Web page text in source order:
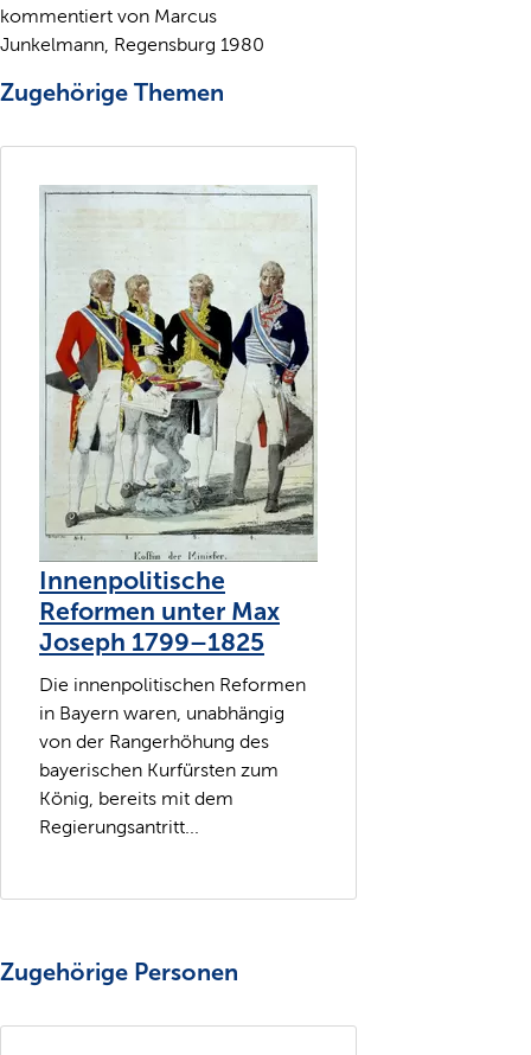
kommentiert von Marcus
Junkelmann, Regensburg 1980
Zugehörige Themen
Innenpolitische
Reformen unter Max
Joseph 1799–1825
Die innenpolitischen Reformen
in Bayern waren, unabhängig
von der Rangerhöhung des
bayerischen Kurfürsten zum
König, bereits mit dem
Regierungsantritt...
Zugehörige Personen